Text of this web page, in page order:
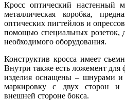
Кросс оптический настенный
металлическая коробка,
оптических пигтейлов и опреc
помощью специальных розеток,
необходимого оборудования.
Конструктив кросса имеет
Внутри также есть ложемент
изделия оснащены – шнурами
маркировку с двух сторон и
внешней стороне бокса.